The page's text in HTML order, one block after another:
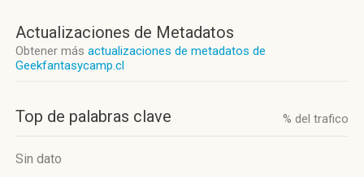
Actualizaciones de Metadatos
Obtener más actualizaciones de metadatos de
Geekfantasycamp.cl
Top de palabras clave % del trafico
Sin dato